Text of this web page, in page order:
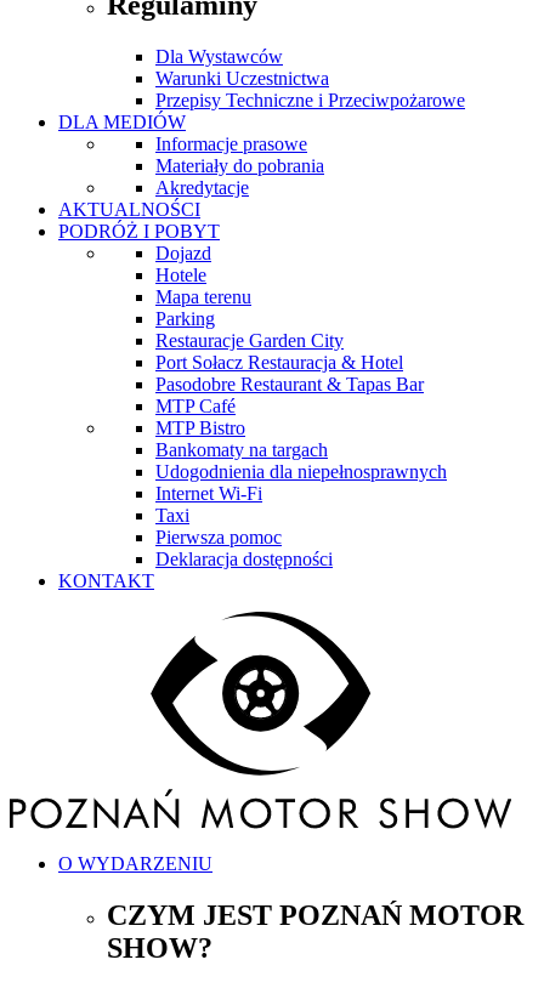
Dla Wystawców
Warunki Uczestnictwa
Przepisy Techniczne i Przeciwpożarowe
DLA MEDIÓW
Informacje prasowe
Materiały do pobrania
Akredytacje
AKTUALNOŚCI
PODRÓŻ I POBYT
Dojazd
Hotele
Mapa terenu
Parking
Restauracje Garden City
Port Sołacz Restauracja & Hotel
Pasodobre Restaurant & Tapas Bar
MTP Café
MTP Bistro
Bankomaty na targach
Udogodnienia dla niepełnosprawnych
Internet Wi-Fi
Taxi
Pierwsza pomoc
Deklaracja dostępności
KONTAKT
O WYDARZENIU
CZYM JEST POZNAŃ MOTOR
SHOW?